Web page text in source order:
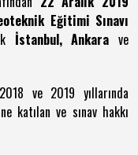
Eğitimi Sınavı
İstanbul, Ankarave
ve 2019 yıllarında
katılan ve sınav hakkı